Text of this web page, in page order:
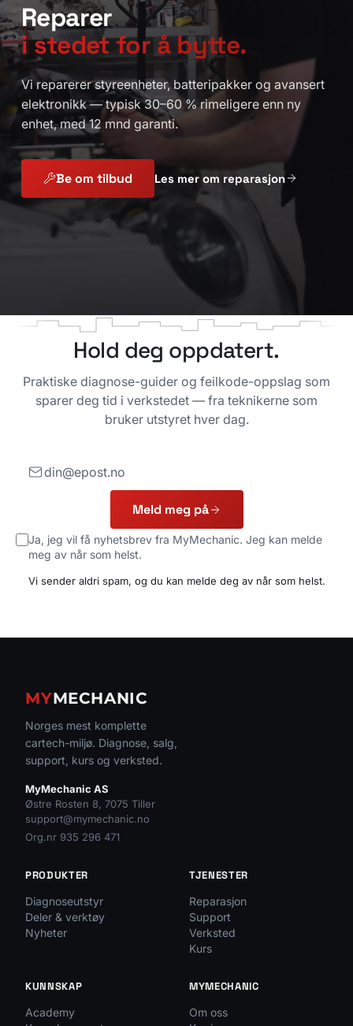
Reparer
i stedet for å bytte.
Vi reparerer styreenheter, batteripakker og avansert
elektronikk — typisk 30–60 % rimeligere enn ny
enhet, med 12 mnd garanti.
Be om tilbud Les mer om reparasjon
Hold deg oppdatert.
Praktiske diagnose-guider og feilkode-oppslag som
sparer deg tid i verkstedet — fra teknikerne som
bruker utstyret hver dag.
E-post
Meld meg på
Ja, jeg vil få nyhetsbrev fra MyMechanic. Jeg kan melde
meg av når som helst.
Vi sender aldri spam, og du kan melde deg av når som helst.
MYMECHANIC
Norges mest komplette
cartech-miljø. Diagnose, salg,
support, kurs og verksted.
MyMechanic AS
Østre Rosten 8, 7075 Tiller
support@mymechanic.no
Org.nr 935 296 471
PRODUKTER
Diagnoseutstyr
Deler & verktøy
Nyheter
TJENESTER
Reparasjon
Support
Verksted
Kurs
KUNNSKAP
Academy
MYMECHANIC
Om oss